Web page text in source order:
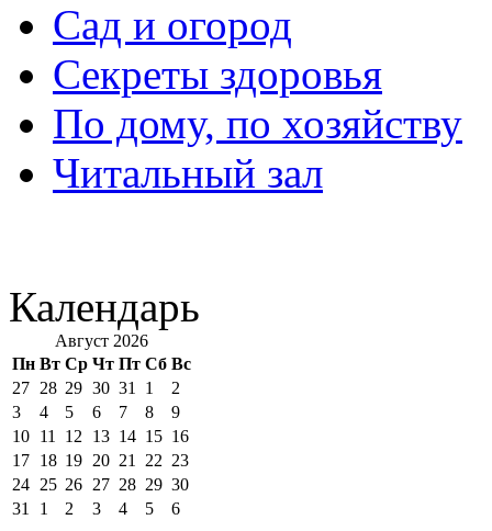
Сад и огород
Секреты здоровья
По дому, по хозяйству
Читальный зал
Календарь
Август 2026
Пн Вт Ср Чт Пт Сб Вс
27 28 29 30 31 1
2
3
4 5 6 7 8
9
10 11 12 13 14 15 16
17 18 19 20 21 22 23
24 25 26 27 28 29 30
31
1 2 3 4 5 6